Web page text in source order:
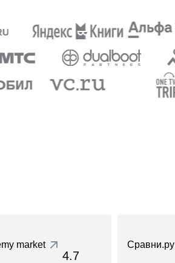
market
4.7
Сравни.ру